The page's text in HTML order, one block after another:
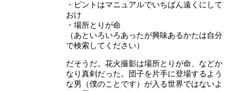
・ピントはマニュアルでいちばん遠くにして
おけ
・場所とりが命
（あといろいろあったが興味あるかたは自分
で検索してください）
だそうだ。花火撮影は場所とりが命、などか
なり真剣だった。団子を片手に登場するよう
な男（僕のことです）が入る世界ではないよ